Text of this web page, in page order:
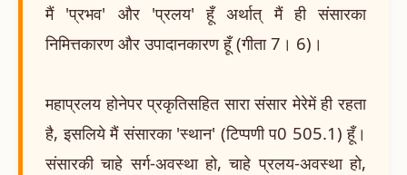
मैं 'प्रभव' और 'प्रलय' हूँ अर्थात् मैं ही संसारका
निमित्तकारण और उपादानकारण हूँ (गीता 7। 6)।
महाप्रलय होनेपर प्रकृतिसहित सारा संसार मेरेमें ही रहता
है, इसलिये मैं संसारका 'स्थान' (टिप्पणी प0 505.1) हूँ।
संसारकी चाहे सर्ग-अवस्था हो, चाहे प्रलय-अवस्था हो,